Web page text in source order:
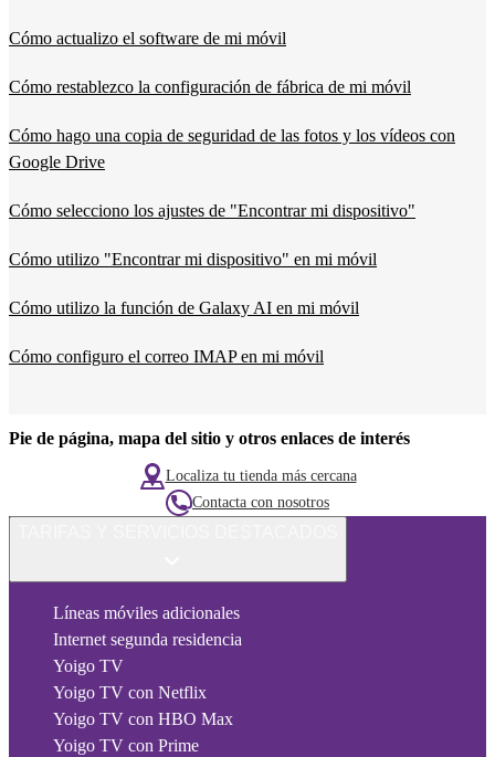
Cómo actualizo el software de mi móvil
Cómo restablezco la configuración de fábrica de mi móvil
Cómo hago una copia de seguridad de las fotos y los vídeos con
Google Drive
Cómo selecciono los ajustes de "Encontrar mi dispositivo"
Cómo utilizo "Encontrar mi dispositivo" en mi móvil
Cómo utilizo la función de Galaxy AI en mi móvil
Cómo configuro el correo IMAP en mi móvil
Pie de página, mapa del sitio y otros enlaces de interés
Localiza tu tienda más cercana
Contacta con nosotros
Líneas móviles adicionales
Internet segunda residencia
Yoigo TV
Yoigo TV con Netflix
Yoigo TV con HBO Max
Yoigo TV con Prime